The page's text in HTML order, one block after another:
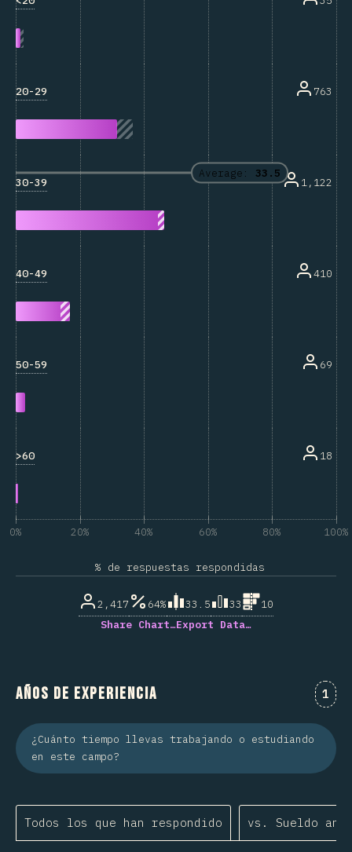
Average: 33.5
20-29 763
30-39 1,122
40-49 410
50-59 69
>60 18
0% 20% 40% 60% 80% 100%
% de respuestas respondidas
2,417 64% 33.5 33
10
Share Chart…Export Data…
Años de experiencia 1
¿Cuánto tiempo llevas trabajando o estudiando
en este campo?
Todos los que han respondido vs. Sueldo